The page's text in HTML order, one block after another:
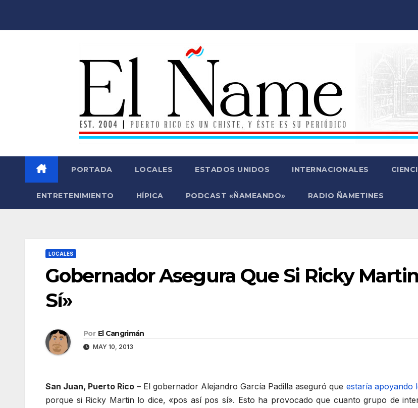
PORTADA LOCALES ESTADOS UNIDOS INTERNACIONALES
ENTRETENIMIENTO HÍPICA PODCAST «ÑAMEANDO» RADIO ÑAMETINES
LOCALES
Gobernador Asegura Que Si Ricky
Sí»
Por El Cangrimán
MAY 10, 2013
San Juan, Puerto Rico – El gobernador Alejandro García Padilla aseguró que estaría apoyando
porque si Ricky Martin lo dice, «pos así pos sí». Esto ha provocado que cuanto grupo de